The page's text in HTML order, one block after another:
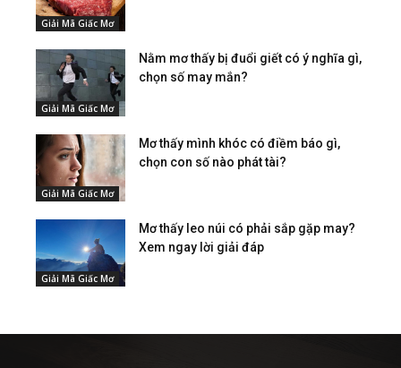
Giải Mã Giấc Mơ
Giải Mã Giấc Mơ
Nằm mơ thấy bị đuổi giết có ý nghĩa gì,
chọn số may mắn?
Giải Mã Giấc Mơ
Mơ thấy mình khóc có điềm báo gì,
chọn con số nào phát tài?
Giải Mã Giấc Mơ
Mơ thấy leo núi có phải sắp gặp may?
Xem ngay lời giải đáp